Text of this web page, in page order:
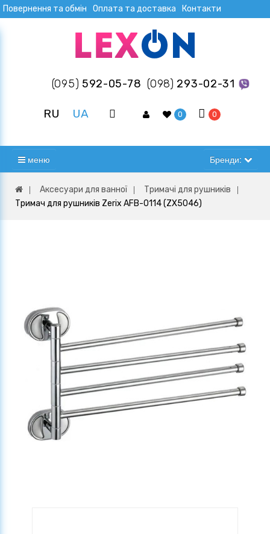
Повернення та обмін Оплата та доставка Контакти
(095) 592-05-78 (098) 293-02-31
RU UA 0 0
меню Бренди:
Аксесуари для ванної
Тримачі для рушників
Тримач для рушників Zerix AFB-0114 (ZX5046)